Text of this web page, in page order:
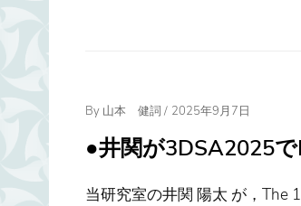
By 山本 健詞 / Posted
2025年9月7日
●井関が3DSA2025
当研究室の井関 陽太 が，The